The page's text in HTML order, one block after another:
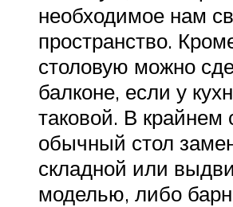
необходимое нам
пространство.
столовую можно
балконе, если у
таковой. В крайнем
обычный стол
складной или
моделью, либо